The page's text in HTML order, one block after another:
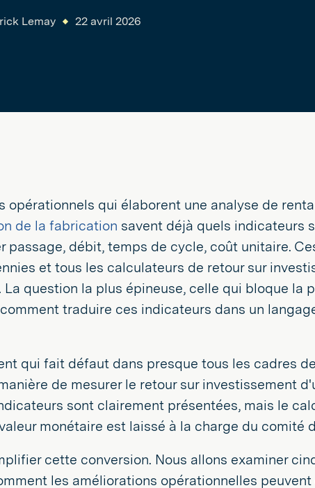
Lemay 22 avril 2026
opérationnels qui élaborent une analyse de
de la fabrication savent déjà quels indicateurs
passage, débit, temps de cycle, coût unitaire.
et tous les calculateurs de retour sur
question la plus épineuse, celle qui bloque la
traduire ces indicateurs dans un
qui fait défaut dans presque tous les cadres
de mesurer le retour sur investissement
sont clairement présentées, mais le
monétaire est laissé à la charge du comité
cette conversion. Nous allons examiner
les améliorations opérationnelles